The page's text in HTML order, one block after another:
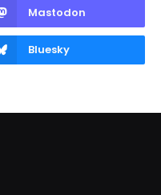
Mastodon
Bluesky